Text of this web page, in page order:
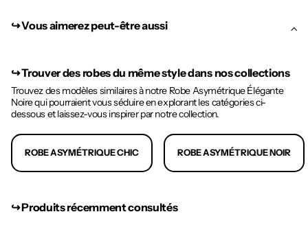
↪︎ Vous aimerez peut-être aussi
↪︎Trouver des robes du même style dans nos collections
Trouvez des modèles similaires à notre Robe Asymétrique Élégante
Noire qui pourraient vous séduire en explorant les catégories ci-
dessous et laissez-vous inspirer par notre collection.
ROBE ASYMÉTRIQUE CHIC ROBE ASYMÉTRIQUE NOIR
↪︎ Produits récemment consultés